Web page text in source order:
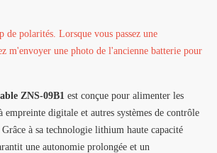
de polarités. Lorsque vous passez une
m'envoyer une photo de l'ancienne batterie pour
ZNS-09B1 est conçue pour alimenter les
empreinte digitale et autres systèmes de contrôle
à sa technologie lithium haute capacité
une autonomie prolongée et un